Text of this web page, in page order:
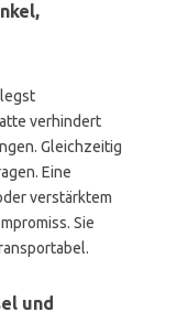
verhindert
Gleichzeitig
Eine
verstärktem
Sie
und